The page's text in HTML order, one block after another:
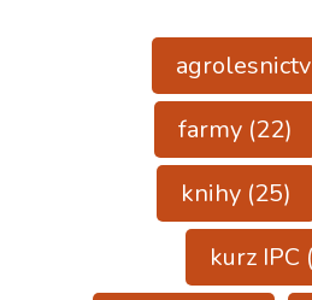
farmy(22)
knihy(25)
kurz IPC